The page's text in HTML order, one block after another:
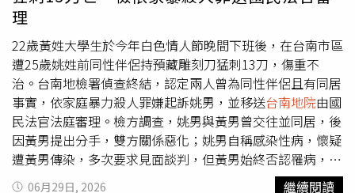
（圖／報系資料照）對此，台中市議員周永鴻五月份在議會
質詢時指出，台北市2025年發生的葉男性侵女房仲事件，
業者卻以「葉男是物業管理員、不受《保全業法》規範」回
覆，事實上，《公寓大廈管理服務人管理辦法》第3條完全
沒有性侵前科限制，他強烈指責都發局對於「物業管理公
司」撈過界，違法承攬保全業務，既違反《保全業法》第18
條「未經許可而經營保全業務」（罰鍰3至30萬元、勒令歇
業），也違反《公寓大廈管理服務人管理辦法》第15條第2
項「涉及其他專業時應委託合法業者」，可是，主管物業管
平均分配，各可取得160萬元。檢方更查出，曾姓業者曾多
次以現金行賄。2023年9月，他將裝有30萬元現金的牛皮紙
袋，分別交給李明峯及楊詠琪；2024年5月、8月，又兩度
將60萬元及70萬元現金，直接放置在李明峯停放於超商旁
公務車副駕駛座腳踏板下方，藉此完成交付款項。李、楊兩
人合計收受320萬元賄款。本案由台南地檢署指揮廉政署南
部地區調查組偵辦，去年底兵分多路搜索並約談相關人員，
李明峯與楊詠琪因涉嫌重大且有串證之虞，自去年12月遭羈
押禁見至今。全案偵結後，李明峯、楊詠琪被依收受賄賂罪
起訴；曾姓業者因坦承犯行，獲檢方緩起訴2年，須於6個月
理
22歲黃姓大學生於今年白色情人節晚間下班後，在台南市區
遭25歲姚姓前同性伴侶持預藏雕刻刀猛刺13刀，傷重不
治。台南地檢署偵查終結，認定兩人曾為同性伴侶且有同居
事實，依家庭暴力殺人罪嫌起訴姚男，並移送台南地院由國
民法官法庭審理。檢方調查，姚男與黃男曾交往並同居，後
因黃男提出分手，雙方關係惡化；姚男自稱感染性病，懷疑
遭黃男傳染，多次要求見面談判，但黃男始終否認罹病，也
拒絕與姚男接觸，雙方因此漸行漸遠。起訴書指出，姚男於
06月29日, 2026 繼續閱讀